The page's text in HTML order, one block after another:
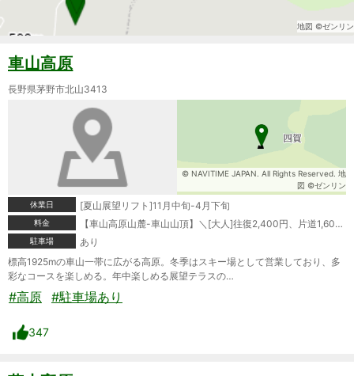
地図 ©ゼンリン
車山高原
長野県茅野市北山3413
© NAVITIME JAPAN. All Rights Reserved. 地
図 ©ゼンリン
休業日
[夏山展望リフト]11月中旬-4月下旬
料金 【車山高原山麓-車山山頂】＼[大人]往復2,400円、片道1,600円＼[小学生]往復1,600円、片道1,200円＼[幼児]往復800円、片道600円＼＼【車山高原山麓-中腹】＼[大人]往復1,600円、片道800円＼[小学生]往復1,200円、片道600円＼[幼児]往復600円、片道300円＼＼【中腹-車山山頂】＼[大人]往復1,600円、片道800円＼[小学生]往復1,200円、片道600円＼[幼児]往復600円、片道300円
駐車場
あり
標高1925mの車山一帯に広がる高原。冬季はスキー場として営業しており、多
彩なコースを楽しめる。年中楽しめる展望テラスの…
#高原 #駐車場あり
347